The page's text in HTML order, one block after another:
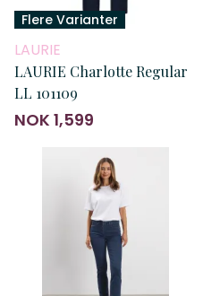
Flere Varianter
LAURIE
LAURIE Charlotte Regular
LL 101109
NOK 1,599